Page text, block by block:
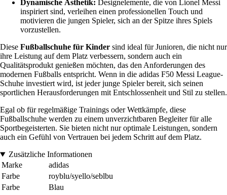
Dynamische Ästhetik: Designelemente, die von Lionel Messi
inspiriert sind, verleihen einen professionellen Touch und
motivieren die jungen Spieler, sich an der Spitze ihres Spiels
vorzustellen.
Diese Fußballschuhe für Kinder sind ideal für Junioren, die nicht nur
ihre Leistung auf dem Platz verbessern, sondern auch ein
Qualitätsprodukt genießen möchten, das den Anforderungen des
modernen Fußballs entspricht. Wenn in die adidas F50 Messi League-
Schuhe investiert wird, ist jeder junge Spieler bereit, sich seinen
sportlichen Herausforderungen mit Entschlossenheit und Stil zu stellen.
Egal ob für regelmäßige Trainings oder Wettkämpfe, diese
Fußballschuhe werden zu einem unverzichtbaren Begleiter für alle
Sportbegeisterten. Sie bieten nicht nur optimale Leistungen, sondern
auch ein Gefühl von Vertrauen bei jedem Schritt auf dem Platz.
Zusätzliche Informationen
Marke
adidas
Farbe
royblu/syello/seblbu
Farbe
Blau